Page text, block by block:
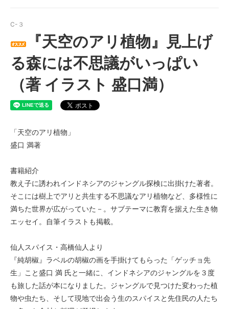
C-３
『天空のアリ植物』見上げ
る森には不思議がいっぱい
（著 イラスト 盛口満）
「天空のアリ植物」
盛口 満著
書籍紹介
教え子に誘われインドネシアのジャングル探検に出掛けた著者。
そこには樹上でアリと共生する不思議なアリ植物など、多様性に
満ちた世界が広がっていた－。サブテーマに教育を据えた生き物
エッセイ。自筆イラストも掲載。
仙人スパイス・高橋仙人より
『純胡椒』ラベルの胡椒の画を手掛けてもらった「ゲッチョ先
生」こと盛口 満 氏と一緒に、インドネシアのジャングルを３度
も旅した話が本になりました。ジャングルで見つけた変わった植
物や虫たち、そして現地で出会う生のスパイスと先住民の人たち